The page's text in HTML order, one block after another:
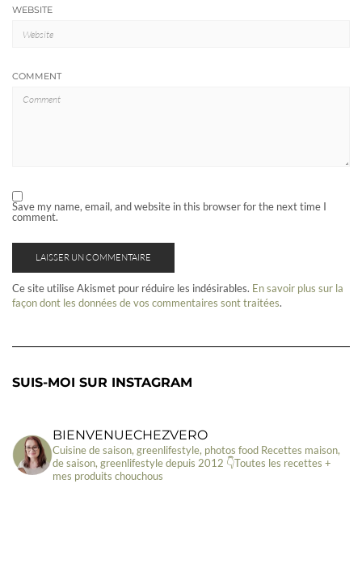
WEBSITE
COMMENT
Save my name, email, and website in this browser for the next time I
comment.
Ce site utilise Akismet pour réduire les indésirables. En savoir plus sur la
façon dont les données de vos commentaires sont traitées.
SUIS-MOI SUR INSTAGRAM
BIENVENUECHEZVERO
Cuisine de saison, greenlifestyle, photos food Recettes maison,
de saison, greenlifestyle depuis 2012 👇Toutes les recettes +
mes produits chouchous